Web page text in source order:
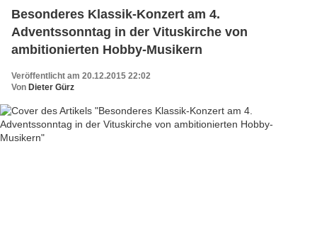
Besonderes Klassik-Konzert am 4.
Adventssonntag in der Vituskirche von
ambitionierten Hobby-Musikern
Veröffentlicht am 20.12.2015 22:02
Von Dieter Gürz